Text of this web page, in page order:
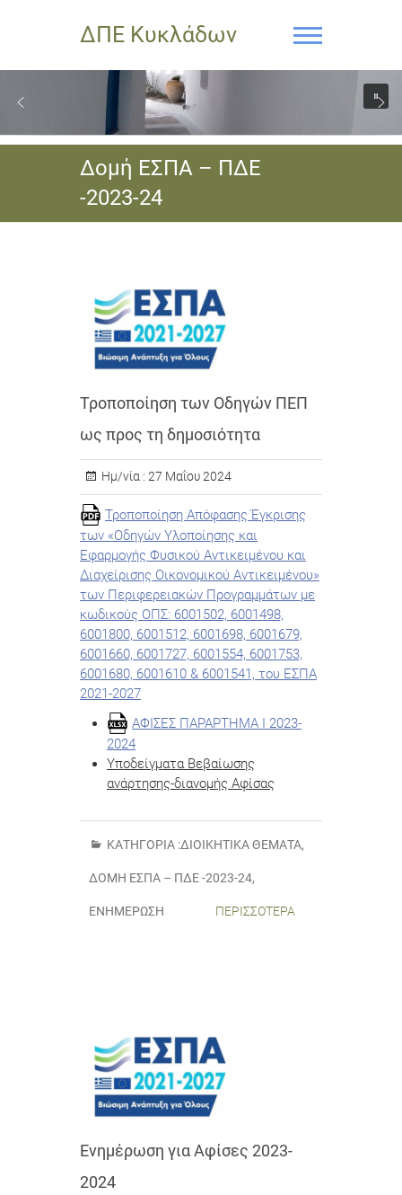
ΔΠΕ Κυκλάδων
Δομή ΕΣΠΑ – ΠΔΕ
-2023-24
Τροποποίηση των Οδηγών ΠΕΠ
ως προς τη δημοσιότητα
Ημ/νία : 27 Μαΐου 2024
Τροποποίηση Απόφασης Έγκρισης
των «Οδηγών Υλοποίησης και
Εφαρμογής Φυσικού Αντικειμένου και
Διαχείρισης Οικονομικού Αντικειμένου»
των Περιφερειακών Προγραμμάτων με
κωδικούς ΟΠΣ: 6001502, 6001498,
6001800, 6001512, 6001698, 6001679,
6001660, 6001727, 6001554, 6001753,
6001680, 6001610 & 6001541, του ΕΣΠΑ
2021-2027
ΑΦΙΣΕΣ ΠΑΡΑΡΤΗΜΑ Ι 2023-
2024
Υποδείγματα Βεβαίωσης
ανάρτησης-διανομής Αφίσας
ΚΑΤΗΓΟΡΊΑ :ΔΙΟΙΚΗΤΙΚΆ ΘΈΜΑΤΑ,
ΔΟΜΉ ΕΣΠΑ – ΠΔΕ -2023-24,
ΕΝΗΜΈΡΩΣΗ ΠΕΡΙΣΣΌΤΕΡΑ
Ενημέρωση για Αφίσες 2023-
2024